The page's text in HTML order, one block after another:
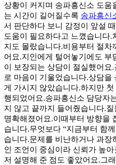
상황이 커지며 송파흥신소 도움
는 시간이 길어질수록 송파흥신
서 판단하다 보니 감정이 앞설
도움이 필요하다고 느꼈습니다
지도 몰랐습니다.비용부터 절차
어요.지인에게 털어놓기에도 부
이 보장되는 상담이 절실했어요
로 마음이 기울었습니다.상담을
게 가시지 않았습니다.하지만
행되었어요.송파흥신소 담당자
지 않고 끝까지 들어줬습니다.
명확해졌어요.이때부터 방향을
습니다.무엇보다 “지금부터 함
습니다.문제를 비난하거나 과장
인 조언이 중심이라 신뢰가 높
저 설명해 준 점도 좋았어요.그